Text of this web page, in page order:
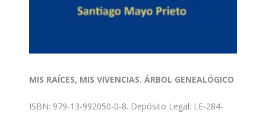
MIS RAÍCES, MIS VIVENCIAS. ÁRBOL GENEALÓGICO
ISBN: 979-13-992050-0-8. Depósito Legal: LE-284-